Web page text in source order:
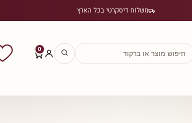
משלוח דיסקרטי בכל הארץ
0